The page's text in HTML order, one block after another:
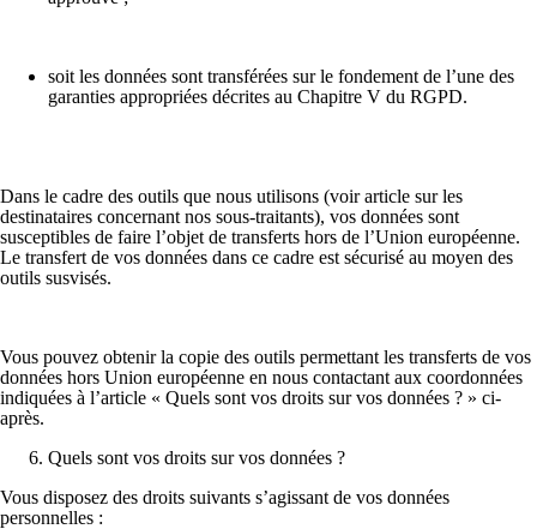
soit les données sont transférées sur le fondement de l’une des
garanties appropriées décrites au Chapitre V du RGPD.
Dans le cadre des outils que nous utilisons (voir article sur les
destinataires concernant nos sous-traitants), vos données sont
susceptibles de faire l’objet de transferts hors de l’Union européenne.
Le transfert de vos données dans ce cadre est sécurisé au moyen des
outils susvisés.
Vous pouvez obtenir la copie des outils permettant les transferts de vos
données hors Union européenne en nous contactant aux coordonnées
indiquées à l’article « Quels sont vos droits sur vos données ? » ci-
après.
Quels sont vos droits sur vos données ?
Vous disposez des droits suivants s’agissant de vos données
personnelles :